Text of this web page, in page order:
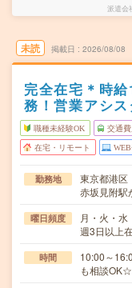
派遣会
未読 掲載日 2026/08/08
完全在宅＊時
務！営業アシス
職種未経験OK 交通
在宅・リモート
勤務地
東京都港区
赤坂見附駅
曜日頻度
月・火・
週3日以上
時間
10:00～
も相談OK☆